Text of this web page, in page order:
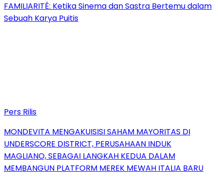
FAMILIARITÉ: Ketika Sinema dan Sastra Bertemu dalam
Sebuah Karya Puitis
Pers Rilis
MONDEVITA MENGAKUISISI SAHAM MAYORITAS DI
UNDERSCORE DISTRICT, PERUSAHAAN INDUK
MAGLIANO, SEBAGAI LANGKAH KEDUA DALAM
MEMBANGUN PLATFORM MEREK MEWAH ITALIA BARU